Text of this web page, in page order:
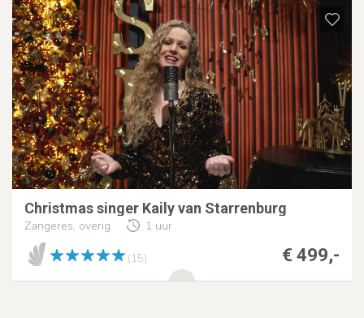
Christmas singer Kaily van Starrenburg
Zangeres, overig 1 uur
€ 499,-
(15)